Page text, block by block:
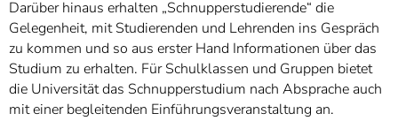
Darüber hinaus erhalten „Schnupperstudierende“ die
Gelegenheit, mit Studierenden und Lehrenden ins Gespräch
zu kommen und so aus erster Hand Informationen über das
Studium zu erhalten. Für Schulklassen und Gruppen bietet
die Universität das Schnupperstudium nach Absprache auch
mit einer begleitenden Einführungsveranstaltung an.